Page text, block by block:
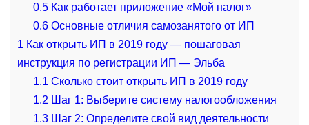
0.5 Как работает приложение «Мой налог»
0.6 Основные отличия самозанятого от ИП
1 Как открыть ИП в 2019 году — пошаговая
инструкция по регистрации ИП — Эльба
1.1 Сколько стоит открыть ИП в 2019 году
1.2 Шаг 1: Выберите систему налогообложения
1.3 Шаг 2: Определите свой вид деятельности